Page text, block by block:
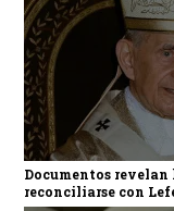
Documentos revelan
reconciliarse con